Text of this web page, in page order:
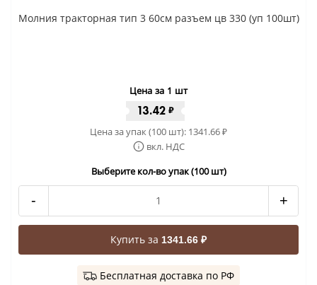
Молния тракторная тип 3 60см разъем цв 330 (уп 100шт)
Цена за 1 шт
13.42 ₽
Цена за упак (100 шт): 1341.66₽
вкл. НДС
Выберите кол-во упак (100 шт)
- +
Купить за 1341.66 ₽
Бесплатная доставка по РФ